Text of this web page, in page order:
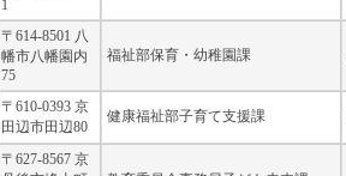
1
〒614-8501 八
幡市八幡園内
75
福祉部保育・幼稚園課
〒610-0393 京
田辺市田辺80
健康福祉部子育て支援課
〒627-8567 京